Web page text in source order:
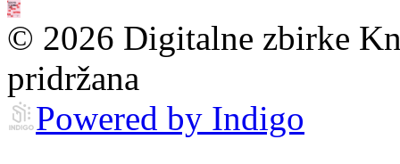
© 2026 Digitalne zbirke
pridržana
Powered by Indigo